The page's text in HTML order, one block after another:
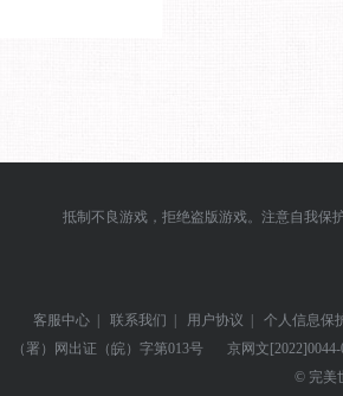
抵制不良游戏，拒绝盗版游戏。注意自我保
客服中心 | 联系我们 | 用户协议 | 个人信息保
（署）网出证（皖）字第013号
京网文
© 完美